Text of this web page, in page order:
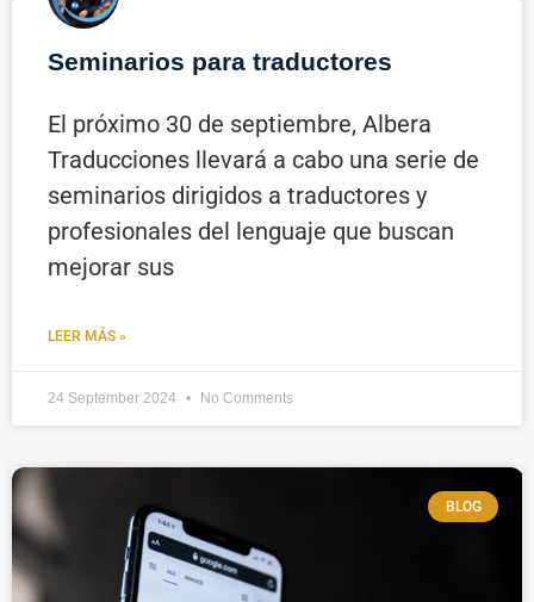
Seminarios para traductores
El próximo 30 de septiembre, Albera
Traducciones llevará a cabo una serie de
seminarios dirigidos a traductores y
profesionales del lenguaje que buscan
mejorar sus
LEER MÁS »
24 September 2024 No Comments
BLOG